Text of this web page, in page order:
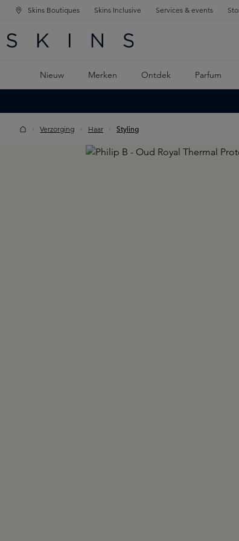
NAVIGATIE
DE HOOFDINHOUD
Skins Boutiques Skins Inclusive Services & events
Nieuw Merken Ontdek Parfum
Verzorging Haar Styling